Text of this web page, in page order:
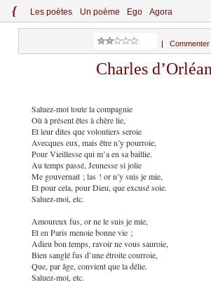
{ Les poètes Un poème Ego Agora
Commenter
Charles
Saluez-moi toute la compagnie
Où à présent êtes à chère lie,
Et leur dites que volontiers seroie
Avecques eux, mais être n’y pourroie,
Pour Vieillesse qui m’a en sa baillie.
Au temps passé, Jeunesse si jolie
Me gouvernait ; las ! or n’y suis je mie,
Et pour cela, pour Dieu, que excusé soie.
Saluez-moi, etc.
Amoureux fus, or ne le suis je mie,
Et en Paris menoie bonne vie ;
Adieu bon temps, ravoir ne vous sauroie,
Bien sanglé fus d’une étroite courroie,
Que, par âge, convient que la délie.
Saluez-moi, etc.